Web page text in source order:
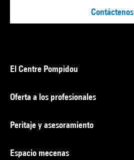
Contáctenos
El Centre Pompidou
Oferta a los profesionales
Peritaje y asesoramiento
Espacio mecenas